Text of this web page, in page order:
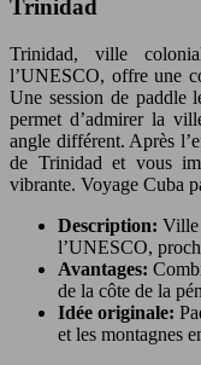
Trinidad
Trinidad, ville
l’UNESCO, offre une
Une session de paddle
permet d’admirer la
angle différent. Après
de Trinidad et vous
vibrante. Voyage Cuba
Description: Ville
l’UNESCO,
Avantages:
de la côte de la
Idée originale:
et les montagnes